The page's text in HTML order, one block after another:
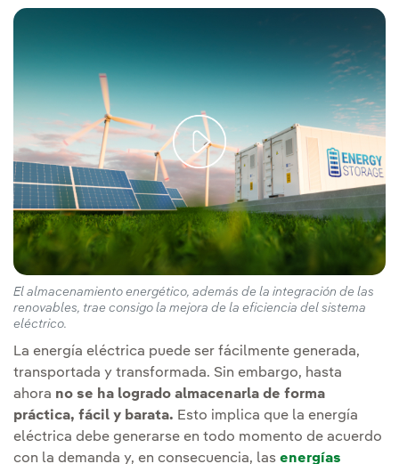
El almacenamiento energético, además de la integración de las
renovables, trae consigo la mejora de la eficiencia del sistema
eléctrico.
La energía eléctrica puede ser fácilmente generada,
transportada y transformada. Sin embargo, hasta
ahora no se ha logrado almacenarla de forma
práctica, fácil y barata. Esto implica que la energía
eléctrica debe generarse en todo momento de acuerdo
con la demanda y, en consecuencia, las energías